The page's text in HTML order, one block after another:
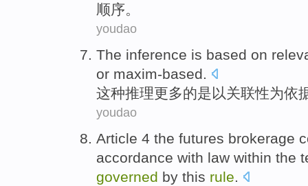
顺序。
youdao
The inference is based on
or maxim-based.
这种推理更多的是以关联性为依
youdao
Article 4 the futures brokerage
accordance with law within the
governed by this rule